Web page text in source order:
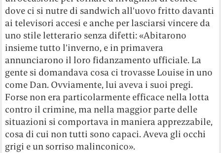
dove ci si nutre di sandwich all’uovo fritto davanti
ai televisori accesi e anche per lasciarsi vincere da
uno stile letterario senza difetti: «Abitarono
insieme tutto l’inverno, e in primavera
annunciarono il loro fidanzamento ufficiale. La
gente si domandava cosa ci trovasse Louise in uno
come Dan. Ovviamente, lui aveva i suoi pregi.
Forse non era particolarmente efficace nella lotta
contro il crimine, ma nella maggior parte delle
situazioni si comportava in maniera apprezzabile,
cosa di cui non tutti sono capaci. Aveva gli occhi
grigi e un sorriso malinconico».